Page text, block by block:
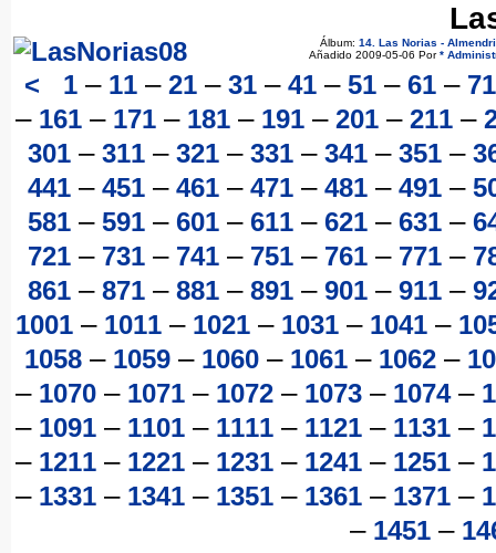
Álbum: 14. Las Norias -
Añadido 2009-05-06 Por*
< 1 – 11 – 21 – 31 – 41 – 51 – 61 – 71
– 161 – 171 – 181 – 191 – 201 – 211 –
301– 311– 321– 331– 341– 351–
441– 451– 461– 471– 481– 491–
581– 591– 601– 611– 621– 631–
721– 731– 741– 751– 761– 771–
861– 871– 881– 891– 901– 911–
1001– 1011– 1021– 1031– 1041–
1058 – 1059 – 1060 – 1061 – 1062 –
– 1070– 1071– 1072– 1073– 1074–
– 1091– 1101– 1111– 1121– 1131–
– 1211– 1221– 1231– 1241– 1251–
– 1331– 1341– 1351– 1361– 1371–
– 1451 –